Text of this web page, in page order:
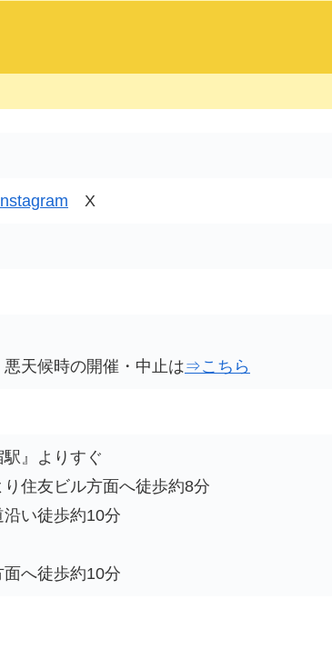
X
天候時の開催・中止は⇒こちら
駅』よりすぐ
住友ビル方面へ徒歩約8分
い徒歩約10分
へ徒歩約10分